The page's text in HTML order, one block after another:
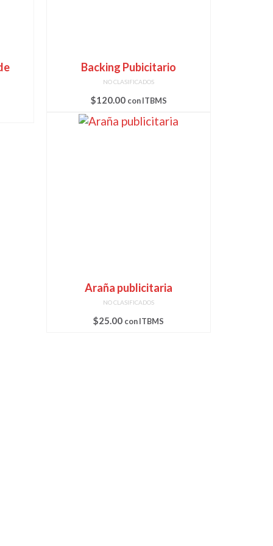
Backing Pubicitario
NO CLASIFICADOS
$120.00 con ITBMS
Araña publicitaria
NO CLASIFICADOS
$25.00 con ITBMS